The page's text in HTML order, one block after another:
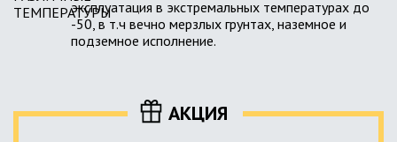
эксплуатация в экстремальных температурах до
-50, в т.ч вечно мерзлых грунтах, наземное и
подземное исполнение.
АКЦИЯ